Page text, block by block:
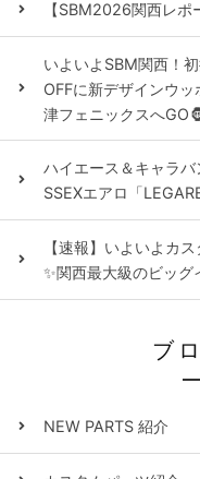
【SBM2026関西レポ
いよいよSBM関西！
OFFに新デザインウ
津フェニックスへ
ハイエース＆キャラ
SSEXエアロ「
【速報】いよいよカ
✨関西最大級のビッグ
ブ
NEW PARTS 紹介